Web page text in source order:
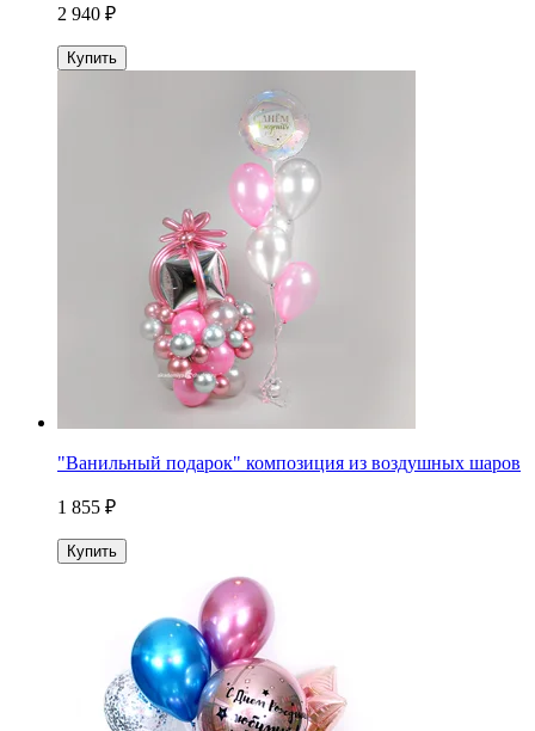
2 940 ₽
Купить
"Ванильный подарок" композиция из воздушных шаров
1 855 ₽
Купить